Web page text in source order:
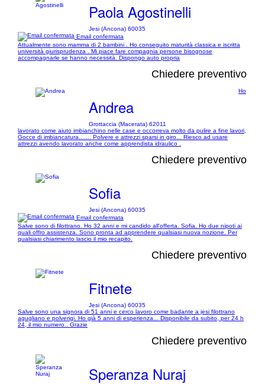
Paola Agostinelli
Jesi (Ancona) 60035
Email confermata
Attualmente sono mamma di 2 bambini . Ho conseguito maturità classica e iscritta
università giurisprudenza . Mi piace fare compagnia persone bisognose
accompagnarle se hanno necessità. Dispongo auto propria
Chiedere preventivo
Andrea
Grottaccia (Macerata) 62011
Ho
lavorato come aiuto imbianchino nelle case e occorreva molto da pulire a fine lavori,
Gocce di imbiancatura....... Polvere e attrezzi sparsi in giro... Riesco ad usare
attrezzi avendo lavorato anche come apprendista idraulico .
Chiedere preventivo
Sofia
Jesi (Ancona) 60035
Email confermata
Salve sono di filottrano. Ho 32 anni e mi candido all'offerta. Sofia. Ho due nipoti ai
quali offro assistenza. Sono pronta ad apprendere qualsiasi nuova nozione. Per
qualsiasi chiarimento lascio il mio recapito.
Chiedere preventivo
Fitnete
Jesi (Ancona) 60035
Salve sono una signora di 51 anni e cerco lavoro come badante a jesi filottrano
agugliano e polverigi. Ho già 5 anni di esperienza... Disponibile da subito, per 24 h
24, il mio numero.. Grazie
Chiedere preventivo
Speranza Nuraj